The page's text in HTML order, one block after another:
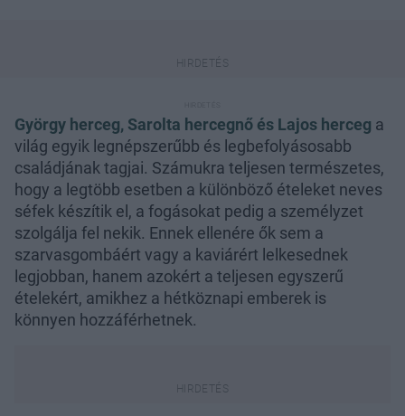
György herceg, Sarolta hercegnő és Lajos herceg a
világ egyik legnépszerűbb és legbefolyásosabb
családjának tagjai. Számukra teljesen természetes,
hogy a legtöbb esetben a különböző ételeket neves
séfek készítik el, a fogásokat pedig a személyzet
szolgálja fel nekik. Ennek ellenére ők sem a
szarvasgombáért vagy a kaviárért lelkesednek
legjobban, hanem azokért a teljesen egyszerű
ételekért, amikhez a hétköznapi emberek is
könnyen hozzáférhetnek.